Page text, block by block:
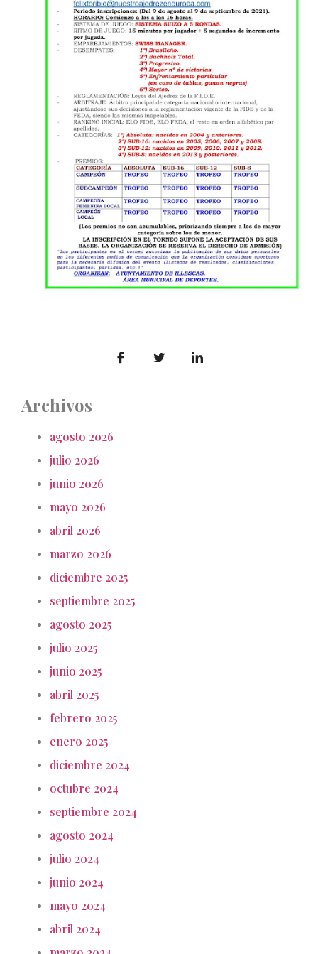
Archivos
agosto 2026
julio 2026
junio 2026
mayo 2026
abril 2026
marzo 2026
diciembre 2025
septiembre 2025
agosto 2025
julio 2025
junio 2025
abril 2025
febrero 2025
enero 2025
diciembre 2024
octubre 2024
septiembre 2024
agosto 2024
julio 2024
junio 2024
mayo 2024
abril 2024